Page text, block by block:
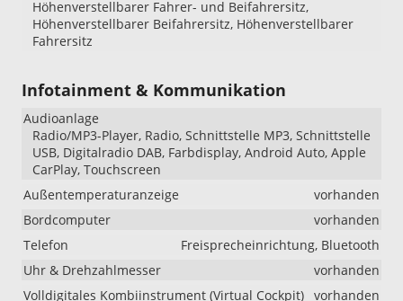
Höhenverstellbarer Fahrer- und Beifahrersitz,
Höhenverstellbarer Beifahrersitz, Höhenverstellbarer
Fahrersitz
Infotainment & Kommunikation
Audioanlage
Radio/MP3-Player, Radio, Schnittstelle MP3, Schnittstelle
USB, Digitalradio DAB, Farbdisplay, Android Auto, Apple
CarPlay, Touchscreen
Außentemperaturanzeige
vorhanden
Bordcomputer
vorhanden
Telefon
Freisprecheinrichtung, Bluetooth
Uhr & Drehzahlmesser
vorhanden
Volldigitales Kombiinstrument (Virtual Cockpit) vorhanden